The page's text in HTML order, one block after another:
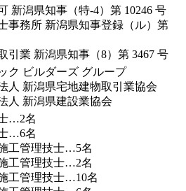
新潟県知事（特-4）第 10246 号
事務所 新潟県知事登録（ル）第
引業 新潟県知事（8）第 3467 号
ク ビルダーズ グループ
人 新潟県宅地建物取引業協会
人 新潟県建設業協会
…2名
…6名
工管理技士…5名
工管理技士…2名
工管理技士…10名